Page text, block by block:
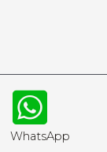
WhatsApp